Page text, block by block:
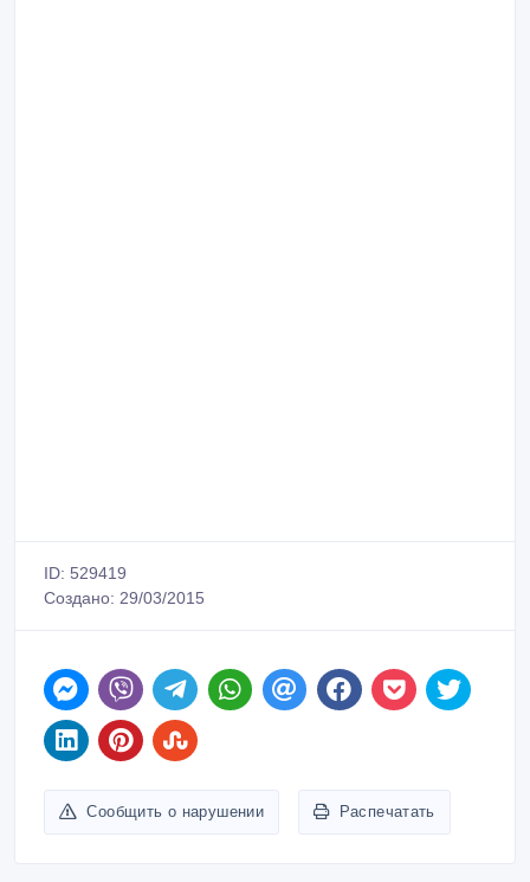
ID: 529419
Создано: 29/03/2015
Сообщить о нарушении Распечатать